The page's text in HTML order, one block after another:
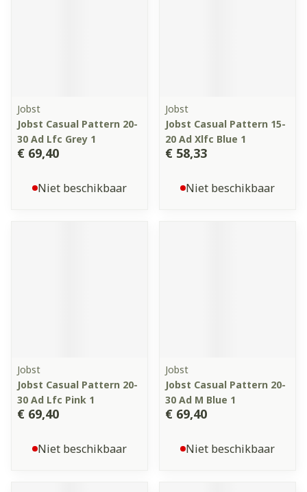
Jobst
Jobst Casual Pattern 20-
30 Ad Lfc Grey 1
€ 69,40
Niet beschikbaar
Jobst
Jobst Casual Pattern 15-
20 Ad Xlfc Blue 1
€ 58,33
Niet beschikbaar
Jobst
Jobst Casual Pattern 20-
30 Ad Lfc Pink 1
€ 69,40
Niet beschikbaar
Jobst
Jobst Casual Pattern 20-
30 Ad M Blue 1
€ 69,40
Niet beschikbaar